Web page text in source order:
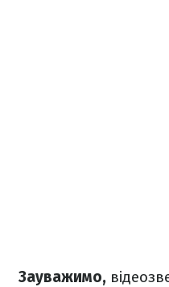
Зауважимо,